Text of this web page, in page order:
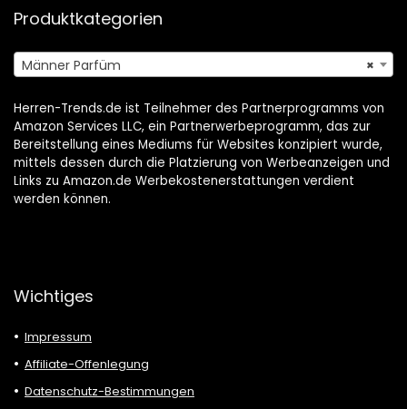
Produktkategorien
×
Männer Parfüm
Herren-Trends.de ist Teilnehmer des Partnerprogramms von
Amazon Services LLC, ein Partnerwerbeprogramm, das zur
Bereitstellung eines Mediums für Websites konzipiert wurde,
mittels dessen durch die Platzierung von Werbeanzeigen und
Links zu Amazon.de Werbekostenerstattungen verdient
werden können.
Wichtiges
Impressum
Affiliate-Offenlegung
Datenschutz-Bestimmungen